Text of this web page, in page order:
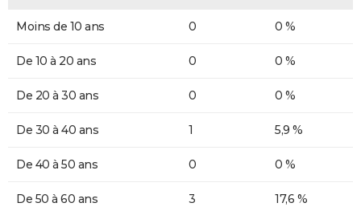
Moins de 10 ans 0 0 %
De 10 à 20 ans 0 0 %
De 20 à 30 ans 0 0 %
De 30 à 40 ans 1 5,9 %
De 40 à 50 ans 0 0 %
De 50 à 60 ans 3 17,6 %